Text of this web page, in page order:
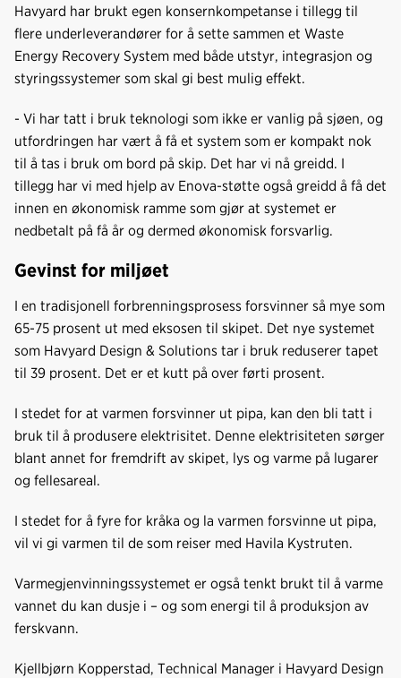
Havyard har brukt egen konsernkompetanse i tillegg til
flere underleverandører for å sette sammen et Waste
Energy Recovery System med både utstyr, integrasjon og
styringssystemer som skal gi best mulig effekt.
- Vi har tatt i bruk teknologi som ikke er vanlig på sjøen, og
utfordringen har vært å få et system som er kompakt nok
til å tas i bruk om bord på skip. Det har vi nå greidd. I
tillegg har vi med hjelp av Enova-støtte også greidd å få det
innen en økonomisk ramme som gjør at systemet er
nedbetalt på få år og dermed økonomisk forsvarlig.
Gevinst for miljøet
I en tradisjonell forbrenningsprosess forsvinner så mye som
65-75 prosent ut med eksosen til skipet. Det nye systemet
som Havyard Design & Solutions tar i bruk reduserer tapet
til 39 prosent. Det er et kutt på over førti prosent.
I stedet for at varmen forsvinner ut pipa, kan den bli tatt i
bruk til å produsere elektrisitet. Denne elektrisiteten sørger
blant annet for fremdrift av skipet, lys og varme på lugarer
og fellesareal.
I stedet for å fyre for kråka og la varmen forsvinne ut pipa,
vil vi gi varmen til de som reiser med Havila Kystruten.
Varmegjenvinningssystemet er også tenkt brukt til å varme
vannet du kan dusje i – og som energi til å produksjon av
ferskvann.
Kjellbjørn Kopperstad, Technical Manager i Havyard Design